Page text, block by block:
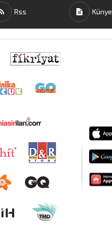
detaylı bilgi için Ayarlar
ve sitemizde ilgili
Rss Künye